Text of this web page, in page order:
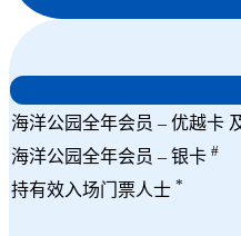
海洋公园全年会员 – 优越卡
海洋公园全年会员 – 银卡 #
持有效入场门票人士 *